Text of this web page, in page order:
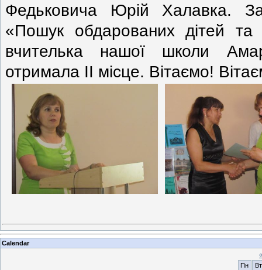
Федьковича Юрій Халавка.
«Пошук обдарованих дітей та
вчителька нашої школи
отримала ІІ місце. Вітаємо!
Calendar
«
Пн
Вт